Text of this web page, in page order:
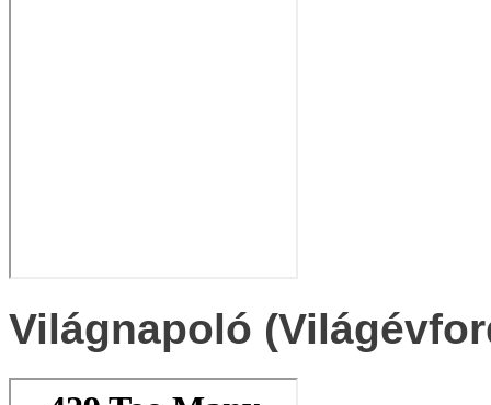
Világnapoló